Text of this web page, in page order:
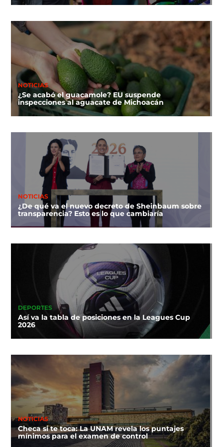
NOTICIAS
¿Se acabó el guacamole? EU suspende
inspecciones al aguacate de Michoacán
NOTICIAS
¿De qué va el nuevo decreto de Sheinbaum sobre
transparencia? Esto es lo que cambiaría
DEPORTES
Así va la tabla de posiciones en la Leagues Cup
2026
NOTICIAS
Checa si te toca: La UNAM revela los puntajes
mínimos para el examen de control